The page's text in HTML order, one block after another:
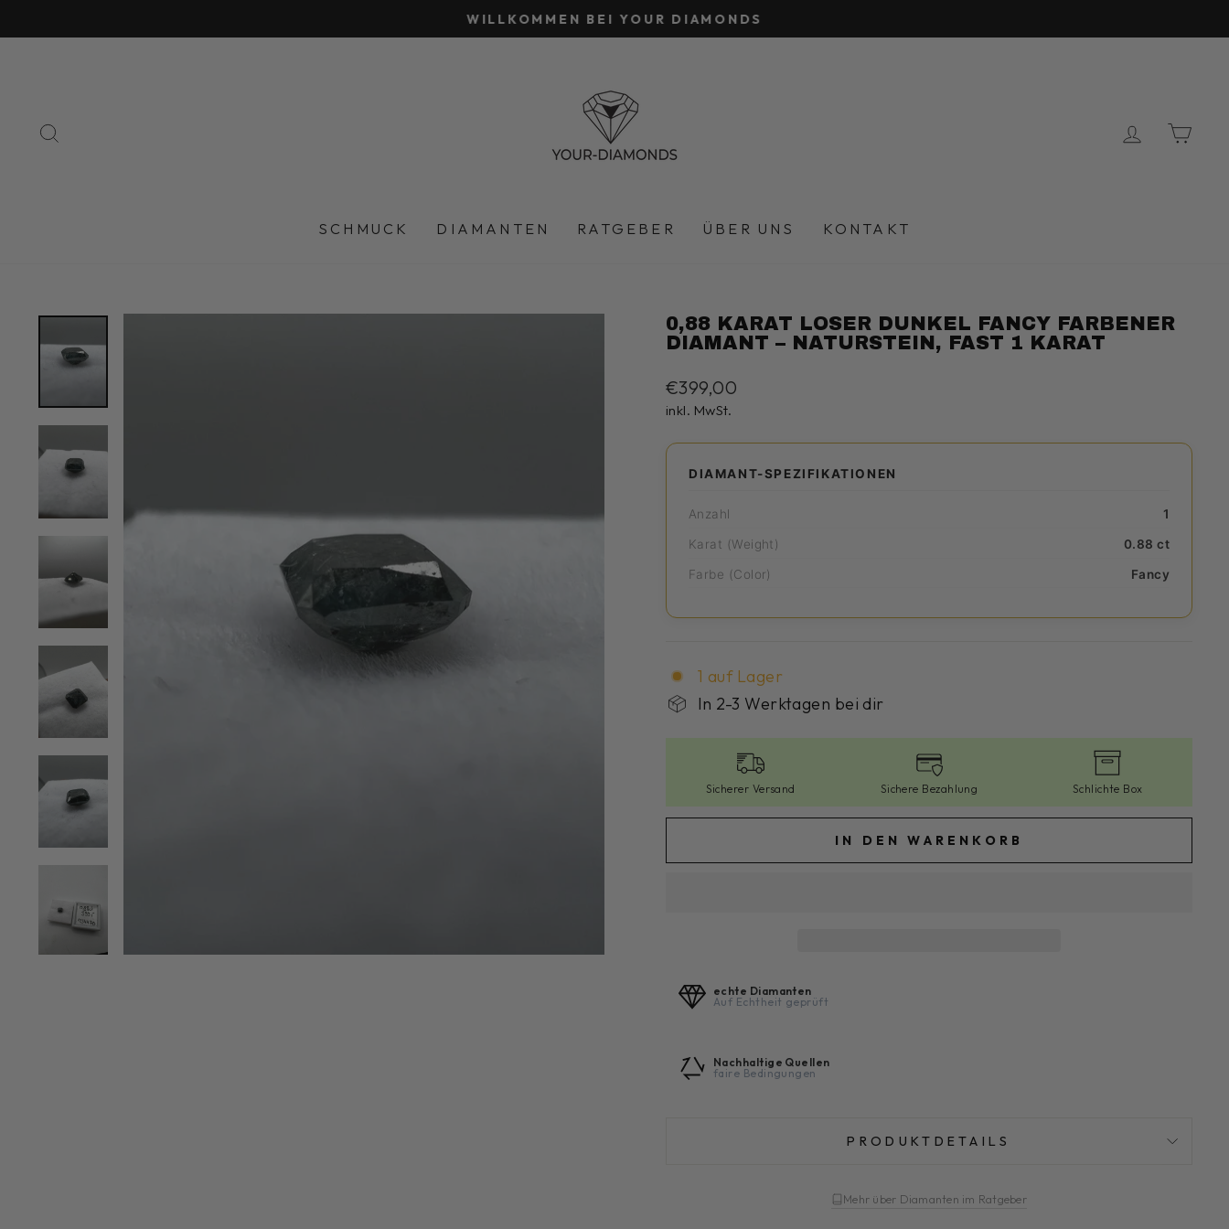
zum
Pause
WILLKOMMEN BEI YOUR DIAMONDS
SCHMUCK DIAMANTEN RATGEBER ÜBER UNS KONTAKT
0,88 KARAT LOSER DUNKEL FANCY FARBENER
DIAMANT – NATURSTEIN, FAST 1 KARAT
Normaler
Preis
€399,00
inkl. MwSt.
DIAMANT-SPEZIFIKATIONEN
Anzahl 1
Karat (Weight) 0.88 ct
Farbe (Color) Fancy
1 auf Lager
In 2-3 Werktagen bei dir
Sicherer Versand Sichere Bezahlung Schlichte Box
IN DEN WARENKORB
echte Diamanten
Auf Echtheit geprüft
Nachhaltige Quellen
faire Bedingungen
PRODUKTDETAILS
Mehr über Diamanten im Ratgeber